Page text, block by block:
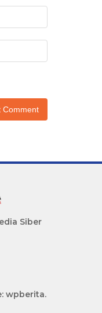
Siber
wpberita.